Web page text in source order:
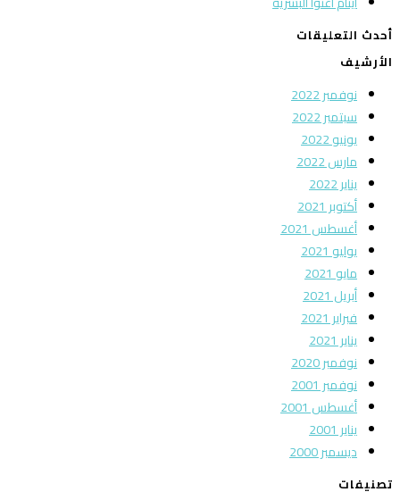
أحدث التعليقات
الأرشيف
نوفمبر 2022
سبتمبر 2022
يونيو 2022
مارس 2022
يناير 2022
أكتوبر 2021
أغسطس 2021
يوليو 2021
مايو 2021
أبريل 2021
فبراير 2021
يناير 2021
نوفمبر 2020
نوفمبر 2001
أغسطس 2001
يناير 2001
ديسمبر 2000
تصنيفات